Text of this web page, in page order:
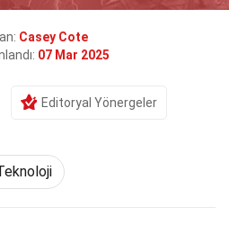
Casey Cote
07 Mar 2025
Editoryal Yönergeler